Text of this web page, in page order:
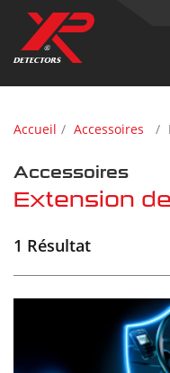
Accueil Accessoires
Accessoires
Extension
1 Résultat